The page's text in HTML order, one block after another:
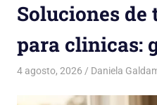
Soluciones
para clinicas:
4 agosto, 2026 Daniela